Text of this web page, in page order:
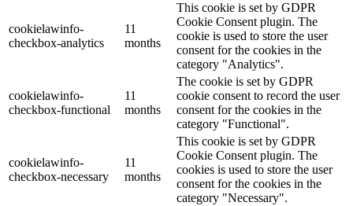
cookielawinfo-
checkbox-analytics
11
months
This cookie is set by GDPR
Cookie Consent plugin. The
cookie is used to store the user
consent for the cookies in the
category "Analytics".
cookielawinfo-
checkbox-functional
11
months
The cookie is set by GDPR
cookie consent to record the user
consent for the cookies in the
category "Functional".
cookielawinfo-
checkbox-necessary
11
months
This cookie is set by GDPR
Cookie Consent plugin. The
cookies is used to store the user
consent for the cookies in the
category "Necessary".